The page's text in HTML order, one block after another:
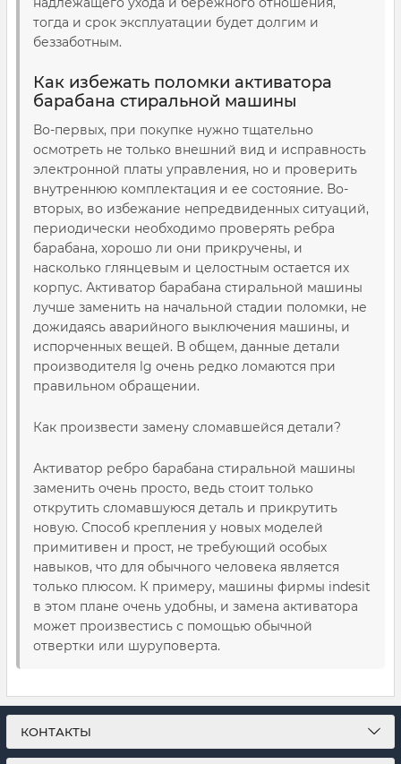
тогда и срок эксплуатации будет долгим и
беззаботным.
Как избежать поломки активатора
барабана стиральной машины
Во-первых, при покупке нужно тщательно
осмотреть не только внешний вид и исправность
электронной платы управления, но и проверить
внутреннюю комплектация и ее состояние. Во-
вторых, во избежание непредвиденных ситуаций,
периодически необходимо проверять ребра
барабана, хорошо ли они прикручены, и
насколько глянцевым и целостным остается их
корпус. Активатор барабана стиральной машины
лучше заменить на начальной стадии поломки, не
дожидаясь аварийного выключения машины, и
испорченных вещей. В общем, данные детали
производителя lg очень редко ломаются при
правильном обращении.
Как произвести замену сломавшейся детали?
Активатор ребро барабана стиральной машины
заменить очень просто, ведь стоит только
открутить сломавшуюся деталь и прикрутить
новую. Способ крепления у новых моделей
примитивен и прост, не требующий особых
навыков, что для обычного человека является
только плюсом. К примеру, машины фирмы indesit
в этом плане очень удобны, и замена активатора
может произвестись с помощью обычной
отвертки или шуруповерта.
КОНТАКТЫ